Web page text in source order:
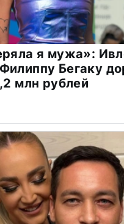
я мужа»:
Бегаку
млн рублей